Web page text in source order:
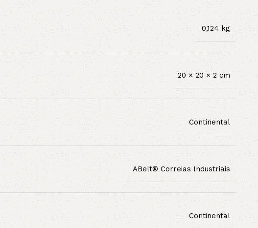
0,124 kg
20 × 20 × 2 cm
Continental
ABelt® Correias Industriais
Continental